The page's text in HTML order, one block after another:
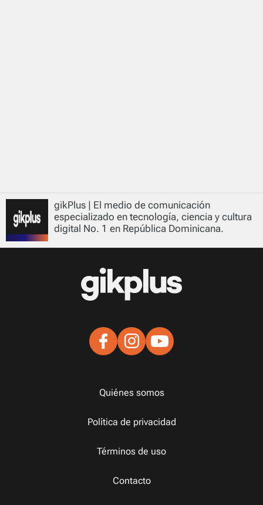
gikPlus | El medio de comunicación
especializado en tecnología, ciencia y cultura
digital No. 1 en República Dominicana.
Quiénes somos
Política de privacidad
Términos de uso
Contacto